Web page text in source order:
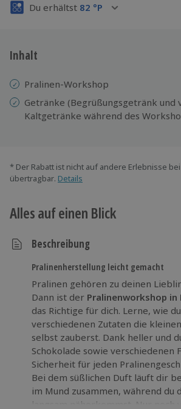
Du erhältst 82 °P
Inhalt
Pralinen-Workshop
Getränke (Begrüßungsgetränk und
Kaltgetränke während des
* Der Rabatt ist nicht auf andere Erlebnisse
übertragbar. Details
Alles auf einen Blick
Beschreibung
Pralinenherstellung leicht gemacht
Pralinen gehören zu deinen
Dann ist der Pralinenworkshop in
das Richtige für dich. Lerne, wie
verschiedenen Zutaten die
selbst zauberst. Dank heller und
Schokolade sowie verschiedenen
Sicherheit für jeden
Bei dem süßlichen Duft läuft dir
im Mund zusammen, während du
langsam näherkommst. Nur noch